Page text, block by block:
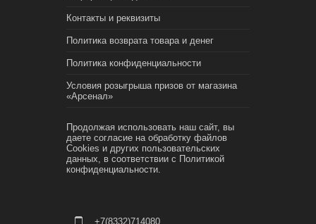
Контакты и реквизиты
Политика возврата товара и денег
Политика конфиденциальности
Условия розыгрыша призов от магазина
«Арсенал»
Продолжая использовать наш сайт, вы
даете согласие на обработку файлов
Cookies и других пользовательских
данных, в соответствии с Политикой
конфиденциальности.
+7(8332)714080